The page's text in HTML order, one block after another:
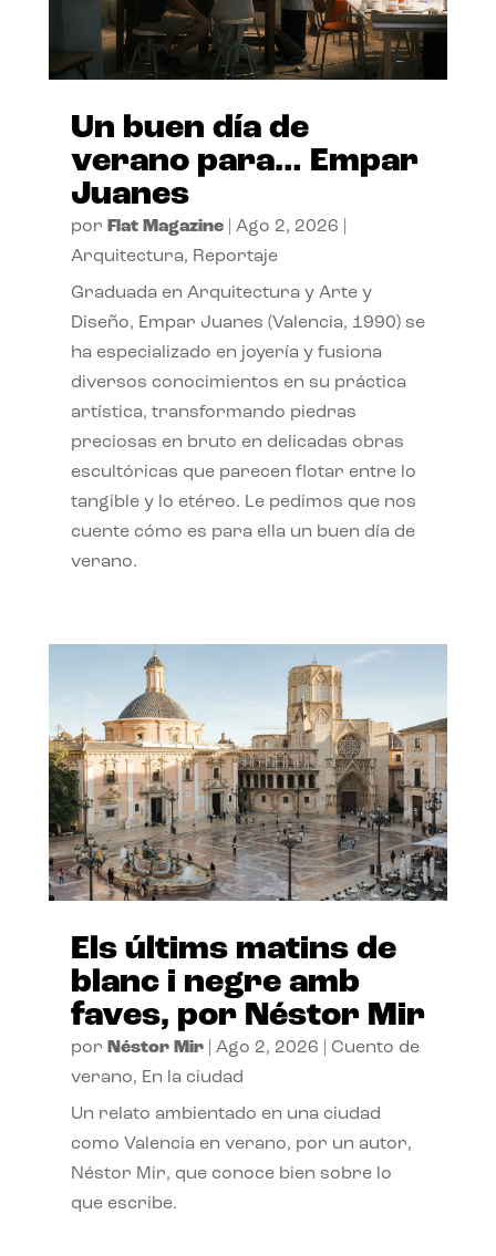
Un buen día de
verano para… Empar
Juanes
por Flat Magazine| Ago 2, 2026
Arquitectura, Reportaje
Graduada en Arquitectura y Arte y
Diseño, Empar Juanes (Valencia, 1990) se
ha especializado en joyería y fusiona
diversos conocimientos en su práctica
artística, transformando piedras
preciosas en bruto en delicadas obras
escultóricas que parecen flotar entre lo
tangible y lo etéreo. Le pedimos que nos
cuente cómo es para ella un buen día de
verano.
Els últims matins de
blanc i negre amb
faves, por Néstor Mir
por Néstor Mir| Ago 2, 2026
Cuento de
verano, En la ciudad
Un relato ambientado en una ciudad
como Valencia en verano, por un autor,
Néstor Mir, que conoce bien sobre lo
que escribe.